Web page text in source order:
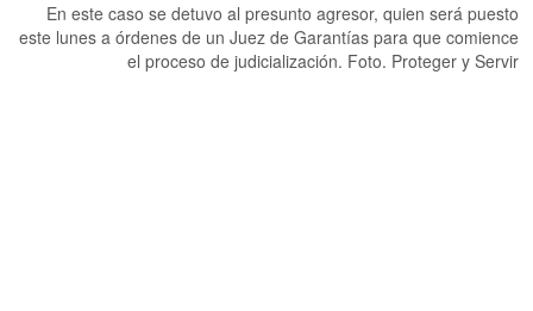
En este caso se detuvo al presunto agresor, quien será puesto
este lunes a órdenes de un Juez de Garantías para que comience
el proceso de judicialización. Foto. Proteger y Servir